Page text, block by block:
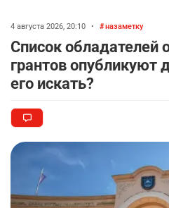
4 августа 2026, 20:10 • назаметку
Список обладателей
грантов опубликуют
его искать?